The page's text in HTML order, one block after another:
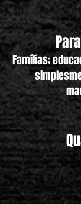
Famílias;